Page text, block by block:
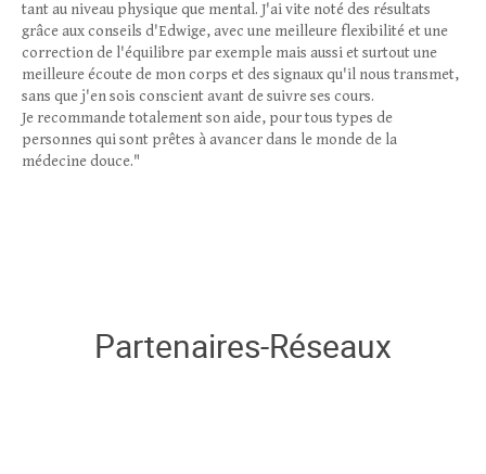
tant au niveau physique que mental. J'ai vite noté des résultats
grâce aux conseils d'Edwige, avec une meilleure flexibilité et une
correction de l'équilibre par exemple mais aussi et surtout une
meilleure écoute de mon corps et des signaux qu'il nous transmet,
sans que j'en sois conscient avant de suivre ses cours.
Je recommande totalement son aide, pour tous types de
personnes qui sont prêtes à avancer dans le monde de la
médecine douce."
Partenaires-Réseaux